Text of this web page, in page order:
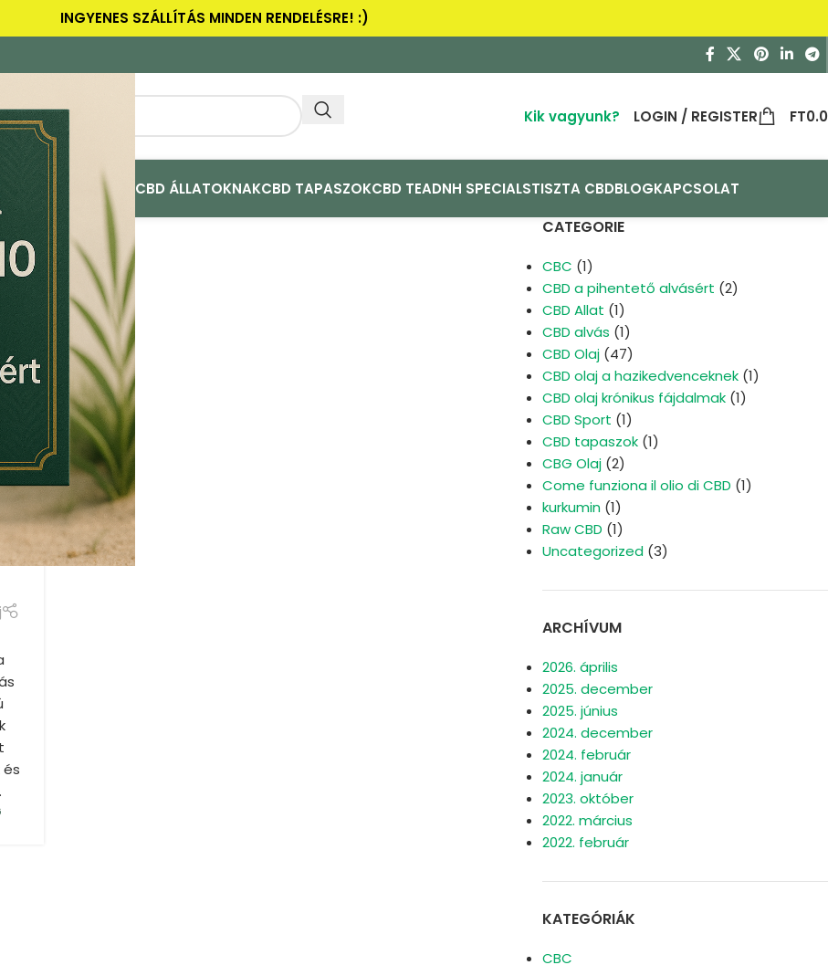
INGYENES SZÁLLÍTÁS MINDEN RENDELÉSRE! :)
Kik vagyunk? LOGIN / REGISTER FT
CBD ACTIVE+ CBD ÁLLATOKNAKCBD TAPASZOKCBD TEADNH SPECIALSTISZTA CBDBLOGKAPCSOLAT
a
CATEGORIE
CBC (1)
CBD a pihentető alvásért (2)
CBD Allat (1)
CBD alvás (1)
CBD Olaj(47)
CBD olaj a hazikedvenceknek(1)
CBD olaj krónikus fájdalmak(1)
CBD Sport (1)
CBD tapaszok(1)
CBG Olaj(2)
Come funziona il olio di CBD (1)
kurkumin(1)
Raw CBD (1)
Uncategorized(3)
ARCHÍVUM
2026. április
2025. december
2025. június
2024. december
2024. február
2024. január
2023. október
2022. március
2022. február
KATEGÓRIÁK
CBC